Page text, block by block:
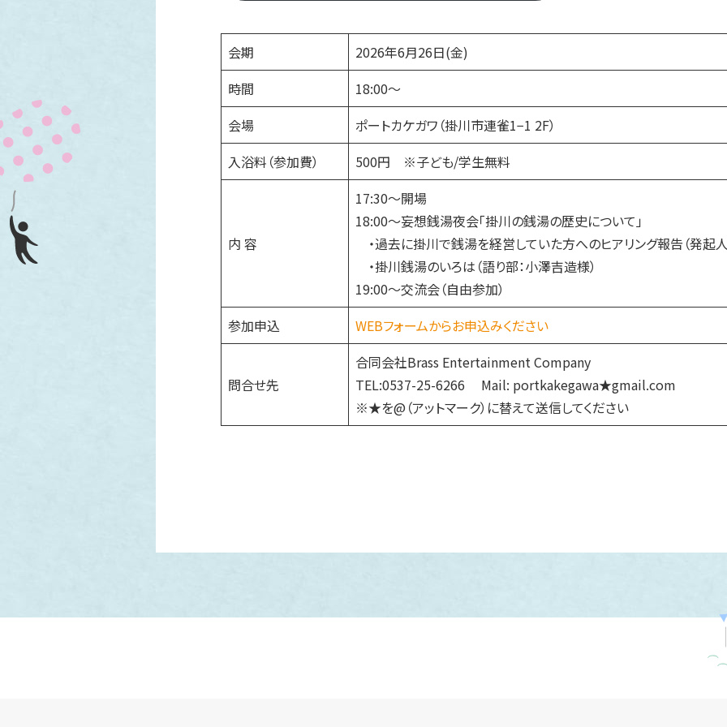
会期
2026年6月26日(金)
時間
18:00〜
会場
ポートカケガワ（掛川市連雀1−1 2F）
入浴料（参加費）
500円 ※子ども/学生無料
内 容
17:30〜開場
18:00〜妄想銭湯夜会「掛川の銭湯の歴史について」
・過去に掛川で銭湯を経営していた方へのヒアリング報告（発起人
・掛川銭湯のいろは（語り部：小澤吉造様）
19:00〜交流会（自由参加）
参加申込
WEBフォームからお申込みください
問合せ先
合同会社Brass Entertainment Company
TEL:0537-25-6266 Mail: portkakegawa★gmail.com
※★を@（アットマーク）に替えて送信してください